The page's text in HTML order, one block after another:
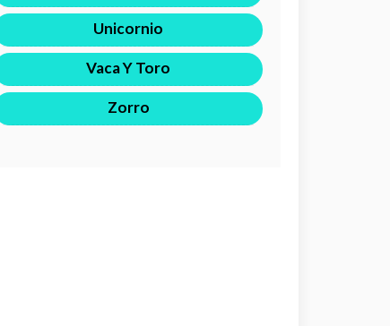
Unicornio
Vaca Y Toro
Zorro